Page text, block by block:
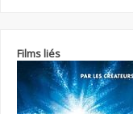
Films liés